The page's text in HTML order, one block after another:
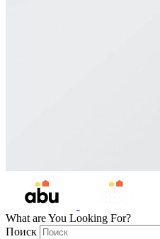
What are You Looking For?
Поиск